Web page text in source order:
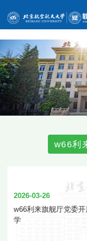
w66利
2026-03-26
w66利来旗舰厅党委
学